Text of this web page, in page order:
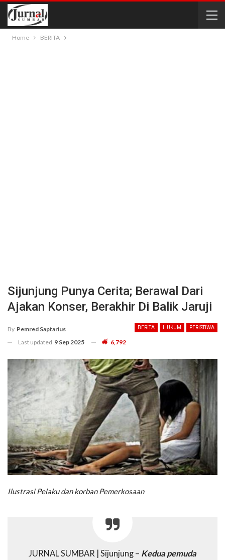
Home BERITA
Sijunjung Punya Cerita; Berawal Dari
Ajakan Konser, Berakhir Di Balik Jaruji
BERITA HUKUM PERISTIWA
By Pemred Saptarius
Last updated 9 Sep 2025 6,792
Ilustrasi Pelaku dan korban Pemerkosaan
JURNAL SUMBAR | Sijunjung – Kedua pemuda